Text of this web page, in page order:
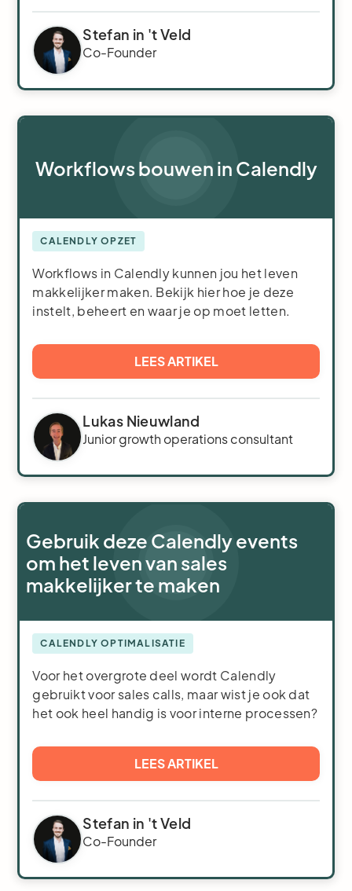
Stefan in 't Veld
Co-Founder
Workflows bouwen in Calendly
CALENDLY OPZET
Workflows in Calendly kunnen jou het leven
makkelijker maken. Bekijk hier hoe je deze
instelt, beheert en waar je op moet letten.
LEES ARTIKEL
Lukas Nieuwland
Junior growth operations consultant
Gebruik deze Calendly events
om het leven van sales
makkelijker te maken
CALENDLY OPTIMALISATIE
Voor het overgrote deel wordt Calendly
gebruikt voor sales calls, maar wist je ook dat
het ook heel handig is voor interne processen?
LEES ARTIKEL
Stefan in 't Veld
Co-Founder